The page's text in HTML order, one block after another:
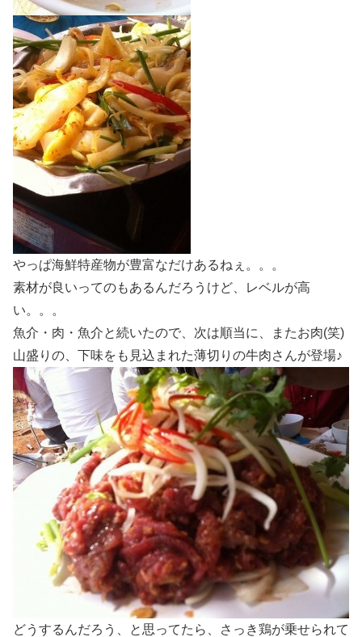
やっぱ海鮮特産物が豊富なだけあるねぇ。。。
素材が良いってのもあるんだろうけど、レベルが高
い。。。
魚介・肉・魚介と続いたので、次は順当に、またお肉(笑)
山盛りの、下味をも見込まれた薄切りの牛肉さんが登場♪
どうするんだろう、と思ってたら、さっき鶏が乗せられて